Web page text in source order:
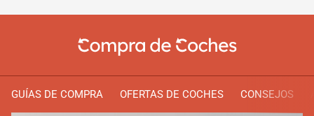
GUÍAS DE COMPRA OFERTAS DE COCHES CONSEJOS